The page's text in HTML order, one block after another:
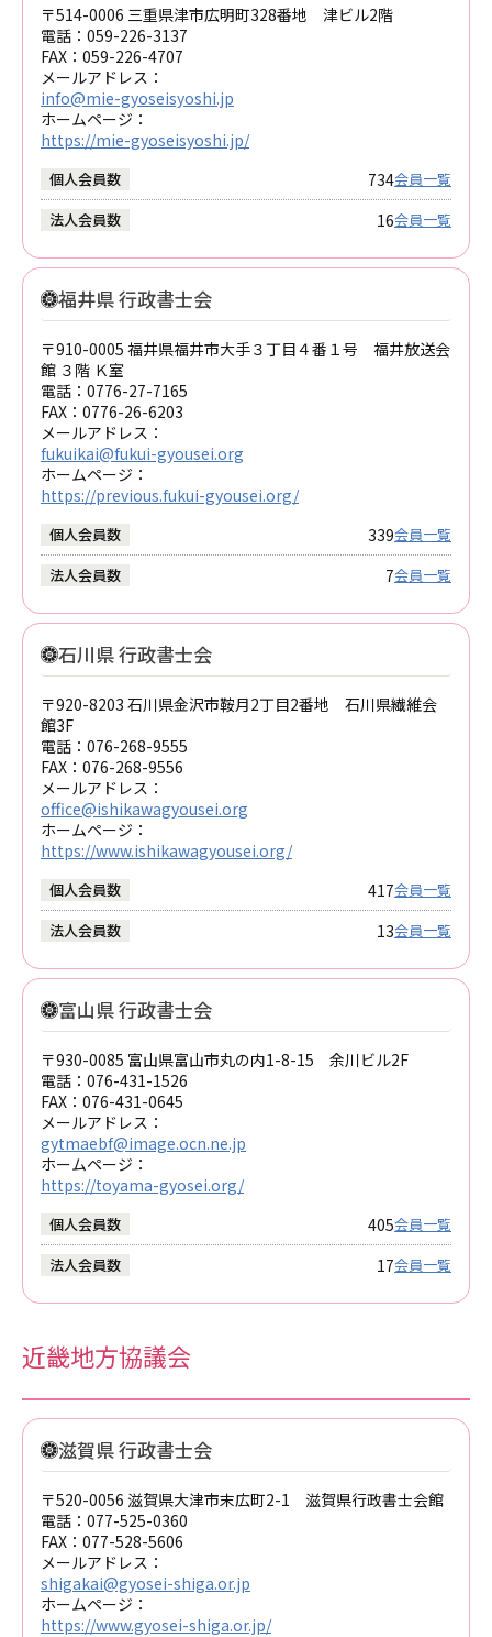
〒514-0006 三重県津市広明町328番地 津ビル2階
電話： 059-226-3137
FAX： 059-226-4707
メールアドレス：
info@mie-gyoseisyoshi.jp
ホームページ：
https://mie-gyoseisyoshi.jp/
個人会員数 734会員一覧
法人会員数
16会員一覧
福井県 行政書士会
〒910-0005 福井県福井市大手３丁目４番１号 福井放送会
館 ３階 Ｋ室
電話： 0776-27-7165
FAX： 0776-26-6203
メールアドレス：
fukuikai@fukui-gyousei.org
ホームページ：
https://previous.fukui-gyousei.org/
個人会員数 339会員一覧
法人会員数
7会員一覧
石川県 行政書士会
〒920-8203 石川県金沢市鞍月2丁目2番地 石川県繊維会
館3F
電話： 076-268-9555
FAX： 076-268-9556
メールアドレス：
office@ishikawagyousei.org
ホームページ：
https://www.ishikawagyousei.org/
個人会員数 417会員一覧
法人会員数
13会員一覧
富山県 行政書士会
〒930-0085 富山県富山市丸の内1-8-15 余川ビル2F
電話： 076-431-1526
FAX： 076-431-0645
メールアドレス：
gytmaebf@image.ocn.ne.jp
ホームページ：
https://toyama-gyosei.org/
個人会員数 405会員一覧
法人会員数
17会員一覧
近畿地方協議会
滋賀県 行政書士会
〒520-0056 滋賀県大津市末広町2-1 滋賀県行政書士会館
電話： 077-525-0360
FAX： 077-528-5606
メールアドレス：
shigakai@gyosei-shiga.or.jp
ホームページ：
https://www.gyosei-shiga.or.jp/